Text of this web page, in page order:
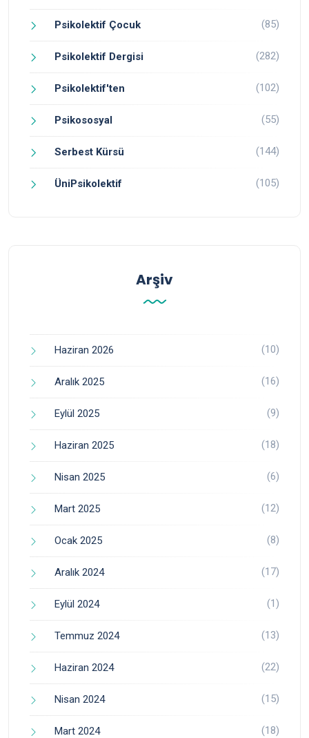
Psikolektif Çocuk (85)
Psikolektif Dergisi (282)
Psikolektif'ten (102)
Psikososyal (55)
Serbest Kürsü (144)
ÜniPsikolektif (105)
Arşiv
Haziran 2026 (10)
Aralık 2025 (16)
Eylül 2025 (9)
Haziran 2025 (18)
Nisan 2025 (6)
Mart 2025 (12)
Ocak 2025 (8)
Aralık 2024 (17)
Eylül 2024 (1)
Temmuz 2024 (13)
Haziran 2024 (22)
Nisan 2024 (15)
Mart 2024 (18)